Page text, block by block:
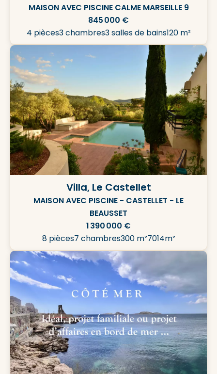
MAISON AVEC PISCINE CALME MARSEILLE 9
845 000 €
4 pièces3 chambres3 salles de bains120 m²
Villa, Le Castellet
MAISON AVEC PISCINE - CASTELLET - LE
BEAUSSET
1 390 000 €
8 pièces7 chambres300 m²7014m²